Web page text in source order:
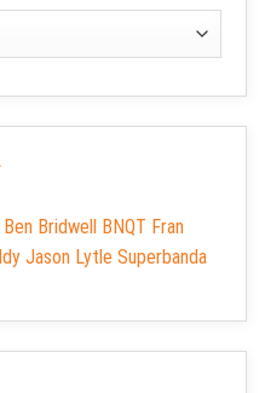
Bridwell BNQT Fran
Jason Lytle Superbanda